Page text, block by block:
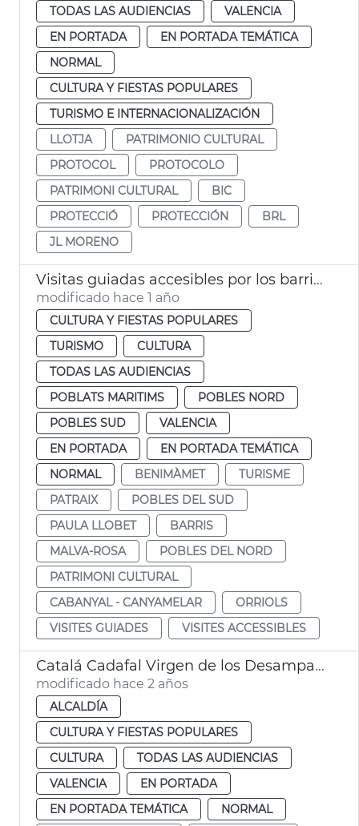
TODAS LAS AUDIENCIAS
VALENCIA
EN PORTADA
EN PORTADA TEMÁTICA
NORMAL
CULTURA Y FIESTAS POPULARES
TURISMO E INTERNACIONALIZACIÓN
LLOTJA
PATRIMONIO CULTURAL
PROTOCOL
PROTOCOLO
PATRIMONI CULTURAL
BIC
PROTECCIÓ
PROTECCIÓN
BRL
JL MORENO
Visitas guiadas accesibles por los barrios de la ciudad
modificado hace 1 año
CULTURA Y FIESTAS POPULARES
TURISMO
CULTURA
TODAS LAS AUDIENCIAS
POBLATS MARITIMS
POBLES NORD
POBLES SUD
VALENCIA
EN PORTADA
EN PORTADA TEMÁTICA
NORMAL
BENIMÀMET
TURISME
PATRAIX
POBLES DEL SUD
PAULA LLOBET
BARRIS
MALVA-ROSA
POBLES DEL NORD
PATRIMONI CULTURAL
CABANYAL - CANYAMELAR
ORRIOLS
VISITES GUIADES
VISITES ACCESSIBLES
Catalá Cadafal Virgen de los Desamparados
modificado hace 2 años
ALCALDÍA
CULTURA Y FIESTAS POPULARES
CULTURA
TODAS LAS AUDIENCIAS
VALENCIA
EN PORTADA
EN PORTADA TEMÁTICA
NORMAL